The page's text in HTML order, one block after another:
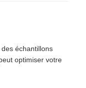
échantillons
optimiser votre